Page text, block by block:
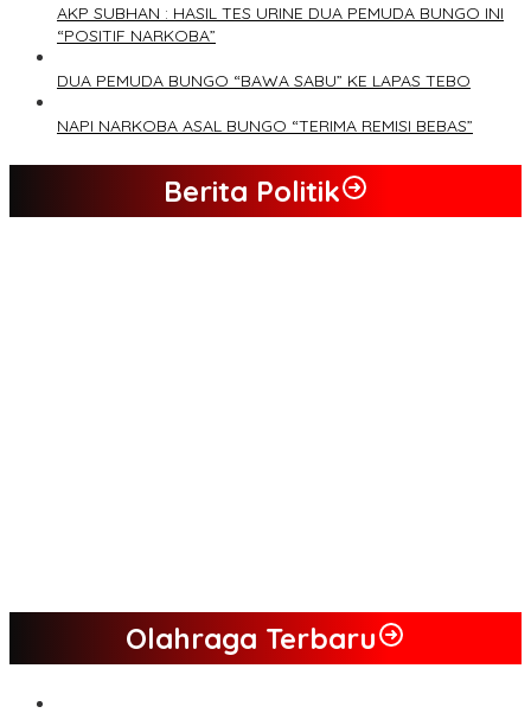
AKP SUBHAN : HASIL TES URINE DUA PEMUDA BUNGO INI
“POSITIF NARKOBA”
DUA PEMUDA BUNGO “BAWA SABU” KE LAPAS TEBO
NAPI NARKOBA ASAL BUNGO “TERIMA REMISI BEBAS”
Berita Politik
Olahraga Terbaru